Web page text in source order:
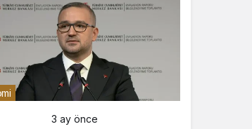
Gündüz Modu
Gündüz modunu seçin.
Gece Modu
Gece modunu seçin.
3 ay önce